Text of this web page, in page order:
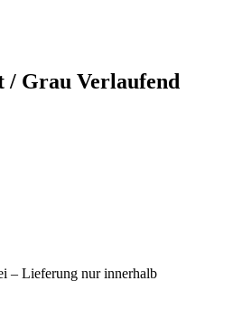
/ Grau Verlaufend
– Lieferung nur innerhalb